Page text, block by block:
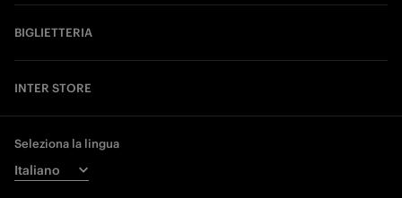
BIGLIETTERIA
INTER STORE
Seleziona la lingua